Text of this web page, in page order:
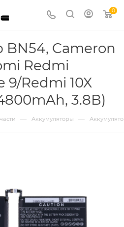
0
BN54, Cameron
Redmi
9/Redmi 10X
3.8В)
— Аккумуляторы —